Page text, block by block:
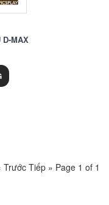
MAX
TrướcTiếp » Page 1 of 1